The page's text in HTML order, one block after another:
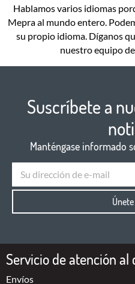
Hablamos varios idiomas
Mepra al mundo entero.
su propio idioma. Díganos
nuestro equipo
Suscríbete a
Manténgase informado
Servicio de atención al
Envíos